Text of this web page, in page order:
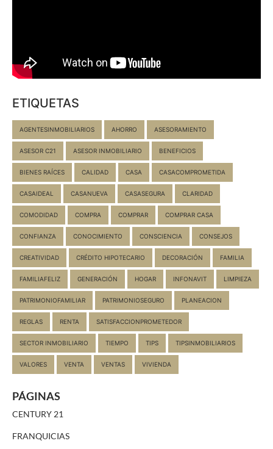
ETIQUETAS
AGENTESINMOBILIARIOS AHORRO ASESORAMIENTO
ASESOR C21 ASESOR INMOBILIARIO BENEFICIOS
BIENES RAÍCES CALIDAD CASA CASACOMPROMETIDA
CASAIDEAL CASANUEVA CASASEGURA CLARIDAD
COMODIDAD COMPRA COMPRAR COMPRAR CASA
CONFIANZA CONOCIMIENTO CONSCIENCIA CONSEJOS
CREATIVIDAD CRÉDITO HIPOTECARIO DECORACIÓN FAMILIA
FAMILIAFELIZ GENERACIÓN HOGAR INFONAVIT LIMPIEZA
PATRIMONIOFAMILIAR PATRIMONIOSEGURO PLANEACION
REGLAS RENTA SATISFACCIONPROMETEDOR
SECTOR INMOBILIARIO TIEMPO TIPS TIPSINMOBILIARIOS
VALORES VENTA VENTAS VIVIENDA
PÁGINAS
CENTURY 21
FRANQUICIAS